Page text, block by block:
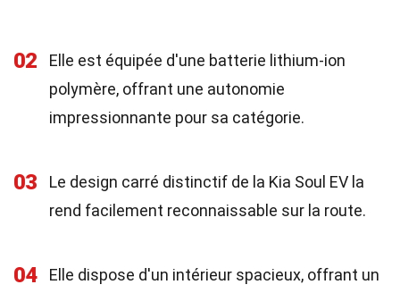
02
Elle est équipée d'une batterie lithium-ion
polymère, offrant une autonomie
impressionnante pour sa catégorie.
03
Le design carré distinctif de la Kia Soul EV la
rend facilement reconnaissable sur la route.
04
Elle dispose d'un intérieur spacieux, offrant un